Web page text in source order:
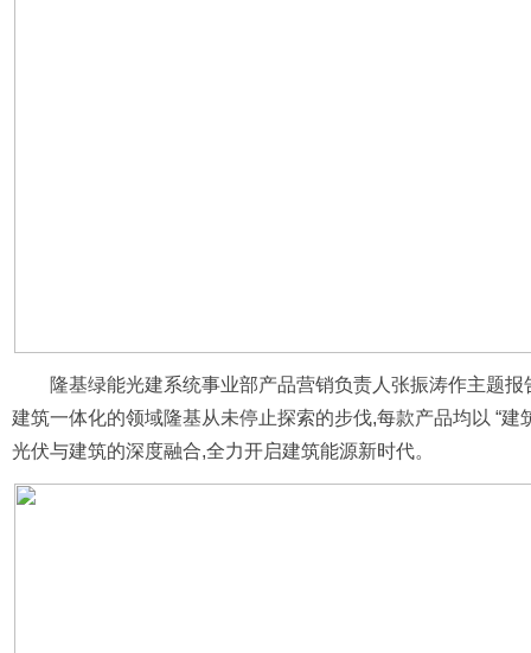
隆基绿能光建系统事业部产品营销负责人张振涛作主题
建筑一体化的领域隆基从未停止探索的步伐,每款产品均以 “建
光伏与建筑的深度融合,全力开启建筑能源新时代。